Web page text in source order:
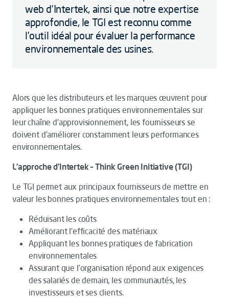
web d’Intertek, ainsi que notre expertise
approfondie, le TGI est reconnu comme
l’outil idéal pour évaluer la performance
environnementale des usines.
Alors que les distributeurs et les marques œuvrent pour
appliquer les bonnes pratiques environnementales sur
leur chaîne d’approvisionnement, les fournisseurs se
doivent d’améliorer constamment leurs performances
environnementales.
L’approche d’Intertek – Think Green Initiative (TGI)
Le TGI permet aux principaux fournisseurs de mettre en
valeur les bonnes pratiques environnementales tout en :
Réduisant les coûts
Améliorant l’efficacité des matériaux
Appliquant les bonnes pratiques de fabrication
environnementales
Assurant que l’organisation répond aux exigences
des salariés de demain, les communautés, les
investisseurs et ses clients.